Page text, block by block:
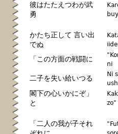
彼はたたえつわが武
勇
かたち正して 言い出
でぬ
「この方面の戦闘に
ni
二子を失い給いつる
Ni
閣下の心いかにぞ」
と
zo"
「二人の我が子それ